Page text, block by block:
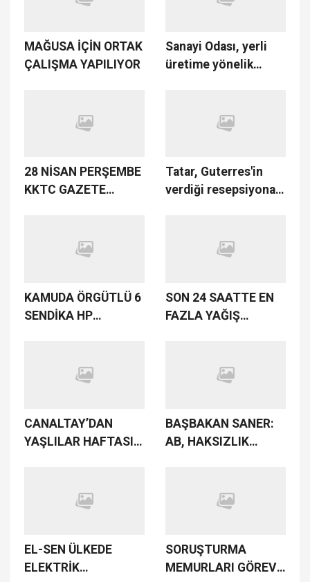
KESİNTİ YAŞANACAK
MAĞUSA İÇİN ORTAK
ÇALIŞMA YAPILIYOR
Sanayi Odası, yerli
üretime yönelik
tepki gösterdi
28 NİSAN PERŞEMBE
KKTC GAZETE
Tatar, Guterres'in
verdiği resepsiyona
KAMUDA ÖRGÜTLÜ 6
SENDİKA HP
KARARINI PROTESTO
İÇİN GENEL GREV
SON 24 SAATTE EN
FAZLA YAĞIŞ
CANALTAY’DAN
YAŞLILAR HAFTASI
BAŞBAKAN SANER:
AB, HAKSIZLIK
KIBRIS KONUSUNUN
ÇÖZÜMÜNE KATKI
EL-SEN ÜLKEDE
ELEKTRİK
SORUŞTURMA
MEMURLARI GÖREVE